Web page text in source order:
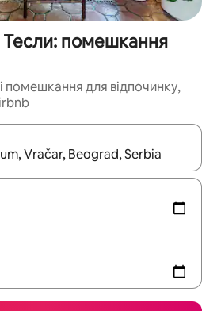
помешкання
помешкання для відпочинку,
пошуку, використовуйте для